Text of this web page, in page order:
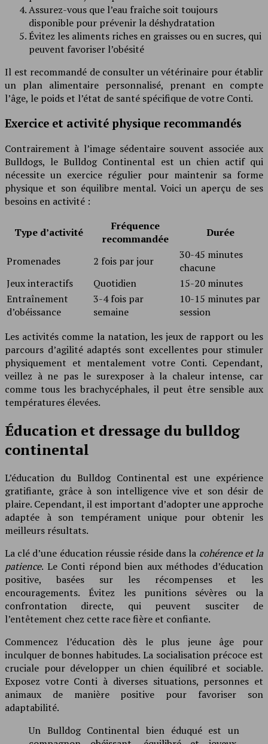
Assurez-vous que l’eau fraîche soit toujours
disponible pour prévenir la déshydratation
Évitez les aliments riches en graisses ou en sucres, qui
peuvent favoriser l’obésité
Il est recommandé de consulter un vétérinaire pour établir
un plan alimentaire personnalisé, prenant en compte
l’âge, le poids et l’état de santé spécifique de votre Conti.
Exercice et activité physique recommandés
Contrairement à l’image sédentaire souvent associée aux
Bulldogs, le Bulldog Continental est un chien actif qui
nécessite un exercice régulier pour maintenir sa forme
physique et son équilibre mental. Voici un aperçu de ses
besoins en activité :
Type d’activité
Fréquence
recommandée
Durée
Promenades 2 fois par jour
30-45 minutes
chacune
Jeux interactifs
Quotidien
15-20 minutes
Entraînement
d’obéissance
3-4 fois par
semaine
10-15 minutes par
session
Les activités comme la natation, les jeux de rapport ou les
parcours d’agilité adaptés sont excellentes pour stimuler
physiquement et mentalement votre Conti. Cependant,
veillez à ne pas le surexposer à la chaleur intense, car
comme tous les brachycéphales, il peut être sensible aux
températures élevées.
Éducation et dressage du bulldog
continental
L’éducation du Bulldog Continental est une expérience
gratifiante, grâce à son intelligence vive et son désir de
plaire. Cependant, il est important d’adopter une approche
adaptée à son tempérament unique pour obtenir les
meilleurs résultats.
La clé d’une éducation réussie réside dans la cohérence et la
patience. Le Conti répond bien aux méthodes d’éducation
positive, basées sur les récompenses et les
encouragements. Évitez les punitions sévères ou la
confrontation directe, qui peuvent susciter de
l’entêtement chez cette race fière et confiante.
Commencez l’éducation dès le plus jeune âge pour
inculquer de bonnes habitudes. La socialisation précoce est
cruciale pour développer un chien équilibré et sociable.
Exposez votre Conti à diverses situations, personnes et
animaux de manière positive pour favoriser son
adaptabilité.
Un Bulldog Continental bien éduqué est un